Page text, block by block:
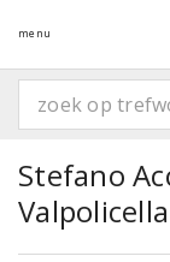
menu
Stefano